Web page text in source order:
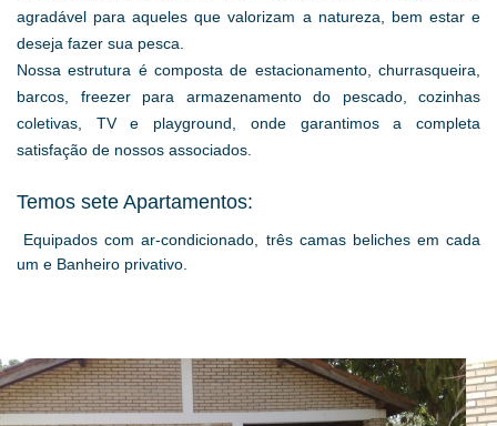
agradável para aqueles que valorizam a natureza, bem estar e
deseja fazer sua pesca.
Nossa estrutura é composta de estacionamento, churrasqueira,
barcos, freezer para armazenamento do pescado, cozinhas
coletivas, TV e playground, onde garantimos a completa
satisfação de nossos associados.
Temos sete Apartamentos:
Equipados com ar-condicionado, três camas beliches em cada
um e Banheiro privativo.